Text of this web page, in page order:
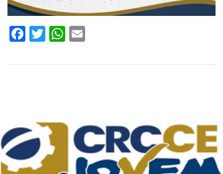
Facebook
TwitterWhatsApp